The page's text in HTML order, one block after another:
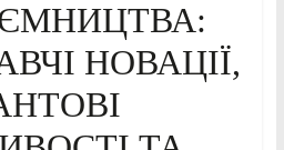
НОВАЦІЇ,